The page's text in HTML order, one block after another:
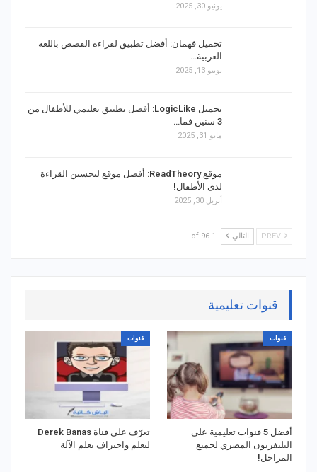
يونيو 30, 2025
تحميل فهمان: أفضل تطبيق لقراءة القصص باللغة
العربية…
يونيو 13, 2025
تحميل LogicLike: أفضل تطبيق تعليمي للأطفال من
3 سنين فما…
مايو 31, 2025
موقع ReadTheory: أفضل موقع لتحسين القراءة
لدى الأطفال!
أبريل 30, 2025
التالي 1 of 96
قنوات تعليمية
قنوات
أفضل 5 قنوات تعليمية على
التليفزيون المصري لجميع
المراحل!
قنوات
تعرّف على قناة Derek Banas
لتعلم واحتراف تعلم الآلة